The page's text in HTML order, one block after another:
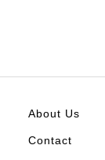
About Us
Contact